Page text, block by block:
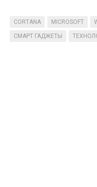
CORTANA MICROSOFT
СМАРТ ГАДЖЕТЫ